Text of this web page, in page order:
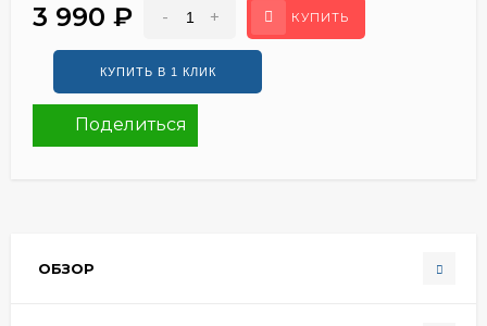
3 990 ₽ - + КУПИТЬ
Поделиться
ОБЗОР